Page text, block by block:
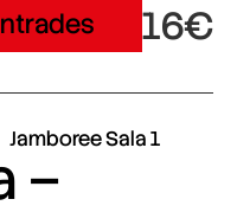
16€
Jamboree Sala 1
–